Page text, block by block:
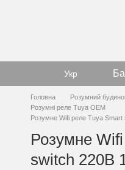
Укр
Головна Розумний
Розумні реле Tuya OEM
Розумне Wifi реле Tuya Smart
Розумне
switch 220В